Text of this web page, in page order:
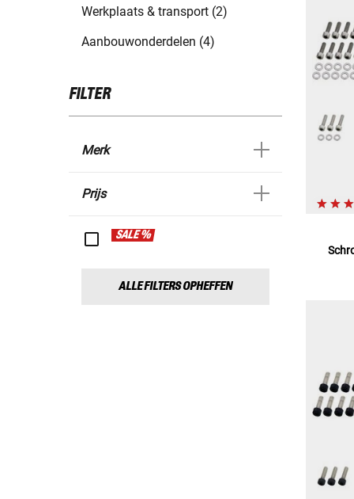
Werkplaats & transport (2)
Aanbouwonderdelen (4)
FILTER
Merk
Prijs
SALE %
ALLE FILTERS OPHEFFEN